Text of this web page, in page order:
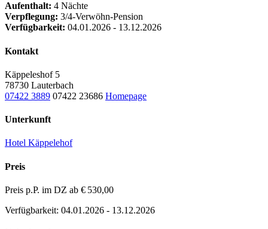
Aufenthalt: 4 Nächte
Verpflegung: 3/4-Verwöhn-Pension
Verfügbarkeit: 04.01.2026 - 13.12.2026
Kontakt
Käppeleshof 5
78730 Lauterbach
07422 3889 07422 23686 Homepage
Unterkunft
Hotel Käppelehof
Preis
Preis p.P. im DZ ab € 530,00
Verfügbarkeit: 04.01.2026 - 13.12.2026